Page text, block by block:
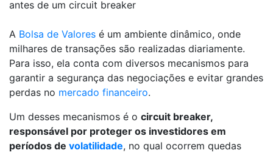
A Bolsa de Valores é um ambiente dinâmico, onde
milhares de transações são realizadas diariamente.
Para isso, ela conta com diversos mecanismos para
garantir a segurança das negociações e evitar grandes
perdas no mercado financeiro.
Um desses mecanismos é o circuit breaker,
responsável por proteger os investidores em
períodos de volatilidade, no qual ocorrem quedas